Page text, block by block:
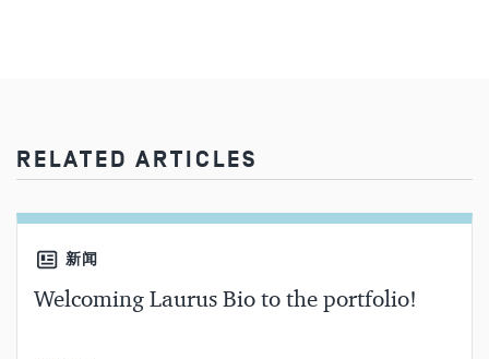
RELATED ARTICLES
新闻
Welcoming Laurus Bio to the portfolio!